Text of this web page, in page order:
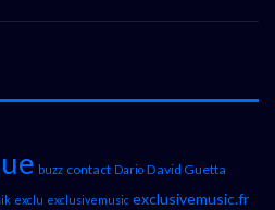
buzz contact Dario David Guetta
exclu exclusivemusic exclusivemusic.fr